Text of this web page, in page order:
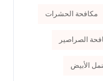
مكافحة الحشرات
الصراصير
الأبيض